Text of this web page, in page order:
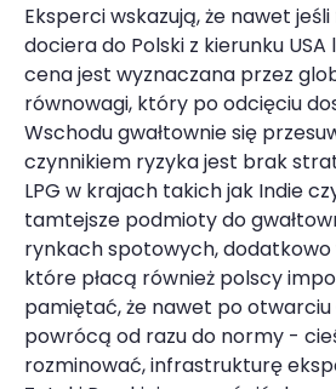
Eksperci wskazują, że nawet
dociera do Polski z kierunku USA
cena jest wyznaczana przez
równowagi, który po odcięciu
Wschodu gwałtownie się
czynnikiem ryzyka jest brak
LPG w krajach takich jak Indie
tamtejsze podmioty do
rynkach spotowych, dodatkowo
które płacą również polscy
pamiętać, że nawet po otwarciu
powrócą od razu do normy -
rozminować, infrastrukturę